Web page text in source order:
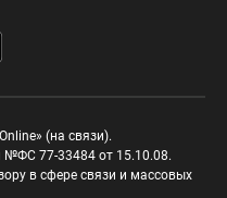
(на связи).
№ФС 77-33484 от 15.10.08.
в сфере связи и массовых